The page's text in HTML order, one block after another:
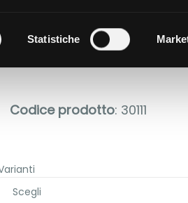
Statistiche Z
Codice prodotto: 30111